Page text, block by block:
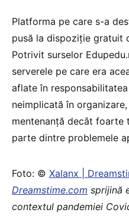
Platforma pe care s-a
pusă la dispoziție gratuit
Potrivit surselor
serverele pe care era
aflate în
neimplicată în
mentenanță decât foarte
parte dintre problemele
Foto: © Xalanx |
Dreamstime.com sprijină
contextul pandemiei